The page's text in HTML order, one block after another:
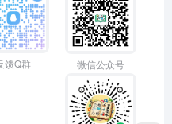
馈Q群 微信公众号